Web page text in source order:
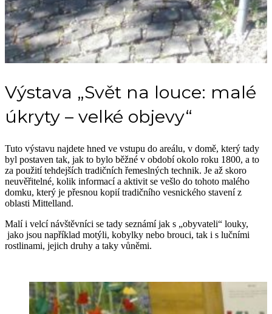
Výstava „Svět na louce: malé
úkryty – velké objevy“
Tuto výstavu najdete hned ve vstupu do areálu, v domě, který tady
byl postaven tak, jak to bylo běžné v období okolo roku 1800, a to
za použití tehdejších tradičních řemeslných technik. Je až skoro
neuvěřitelné, kolik informací a aktivit se vešlo do tohoto malého
domku, který je přesnou kopií tradičního vesnického stavení z
oblasti Mittelland.
Malí i velcí návštěvníci se tady seznámí jak s „obyvateli“ louky,
jako jsou například motýli, kobylky nebo brouci, tak i s lučními
rostlinami, jejich druhy a taky vůněmi.